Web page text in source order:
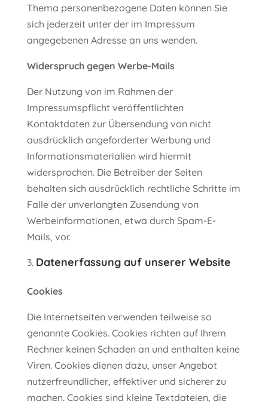
Thema personenbezogene Daten können Sie
sich jederzeit unter der im Impressum
angegebenen Adresse an uns wenden.
Widerspruch gegen Werbe-Mails
Der Nutzung von im Rahmen der
Impressumspflicht veröffentlichten
Kontaktdaten zur Übersendung von nicht
ausdrücklich angeforderter Werbung und
Informationsmaterialien wird hiermit
widersprochen. Die Betreiber der Seiten
behalten sich ausdrücklich rechtliche Schritte im
Falle der unverlangten Zusendung von
Werbeinformationen, etwa durch Spam-E-
Mails, vor.
Datenerfassung auf unserer Website
Cookies
Die Internetseiten verwenden teilweise so
genannte Cookies. Cookies richten auf Ihrem
Rechner keinen Schaden an und enthalten keine
Viren. Cookies dienen dazu, unser Angebot
nutzerfreundlicher, effektiver und sicherer zu
machen. Cookies sind kleine Textdateien, die